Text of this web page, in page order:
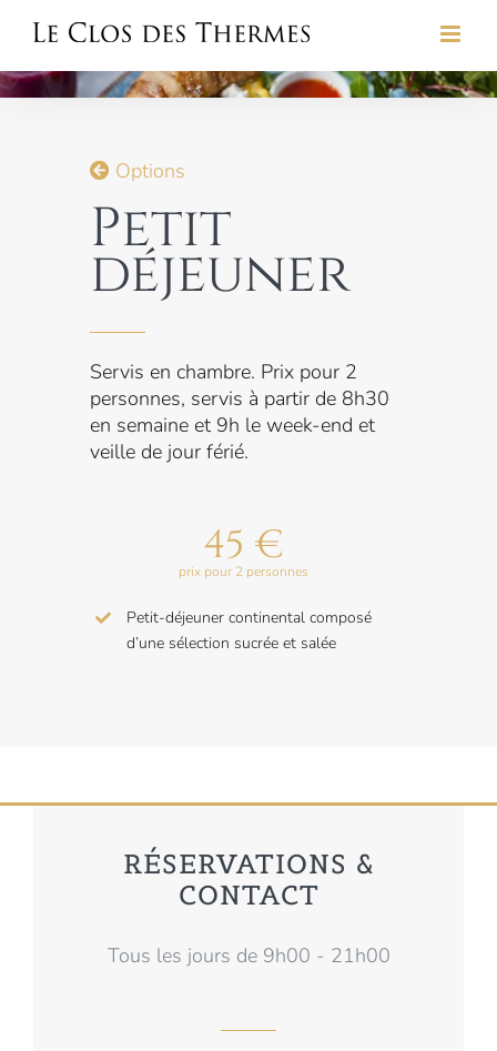
content
Options
Petit
déjeuner
Servis en chambre. Prix pour 2
personnes, servis à partir de 8h30
en semaine et 9h le week-end et
veille de jour férié.
45 €
prix pour 2 personnes
Petit-déjeuner continental composé
d’une sélection sucrée et salée
RÉSERVATIONS &
CONTACT
Tous les jours de 9h00 - 21h00